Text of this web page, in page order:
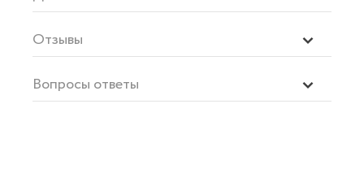
Отзывы
Вопросы ответы